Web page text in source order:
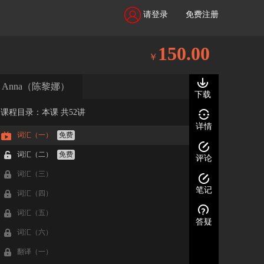
请登录 免费注册
￥ 150.00
下载
详情
评论
笔记
答疑
Anna（陈黎娜）
课程目录：本课 共52讲
词汇（一） 免费
词汇（二） 免费
词汇（三）
词汇（四）
词汇（五）
词汇（六）
翻译（一）